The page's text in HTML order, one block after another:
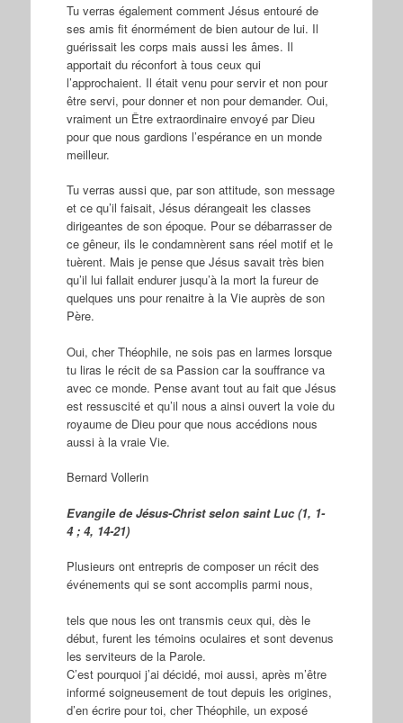
Tu verras également comment Jésus entouré de
ses amis fit énormément de bien autour de lui. Il
guérissait les corps mais aussi les âmes. Il
apportait du réconfort à tous ceux qui
l’approchaient. Il était venu pour servir et non pour
être servi, pour donner et non pour demander. Oui,
vraiment un Être extraordinaire envoyé par Dieu
pour que nous gardions l’espérance en un monde
meilleur.
Tu verras aussi que, par son attitude, son message
et ce qu’il faisait, Jésus dérangeait les classes
dirigeantes de son époque. Pour se débarrasser de
ce gêneur, ils le condamnèrent sans réel motif et le
tuèrent. Mais je pense que Jésus savait très bien
qu’il lui fallait endurer jusqu’à la mort la fureur de
quelques uns pour renaitre à la Vie auprès de son
Père.
Oui, cher Théophile, ne sois pas en larmes lorsque
tu liras le récit de sa Passion car la souffrance va
avec ce monde. Pense avant tout au fait que Jésus
est ressuscité et qu’il nous a ainsi ouvert la voie du
royaume de Dieu pour que nous accédions nous
aussi à la vraie Vie.
Bernard Vollerin
Evangile de Jésus-Christ selon saint Luc (1, 1-
4 ; 4, 14-21)
Plusieurs ont entrepris de composer un récit des
événements qui se sont accomplis parmi nous,
tels que nous les ont transmis ceux qui, dès le
début, furent les témoins oculaires et sont devenus
les serviteurs de la Parole.
C’est pourquoi j’ai décidé, moi aussi, après m’être
informé soigneusement de tout depuis les origines,
d’en écrire pour toi, cher Théophile, un exposé